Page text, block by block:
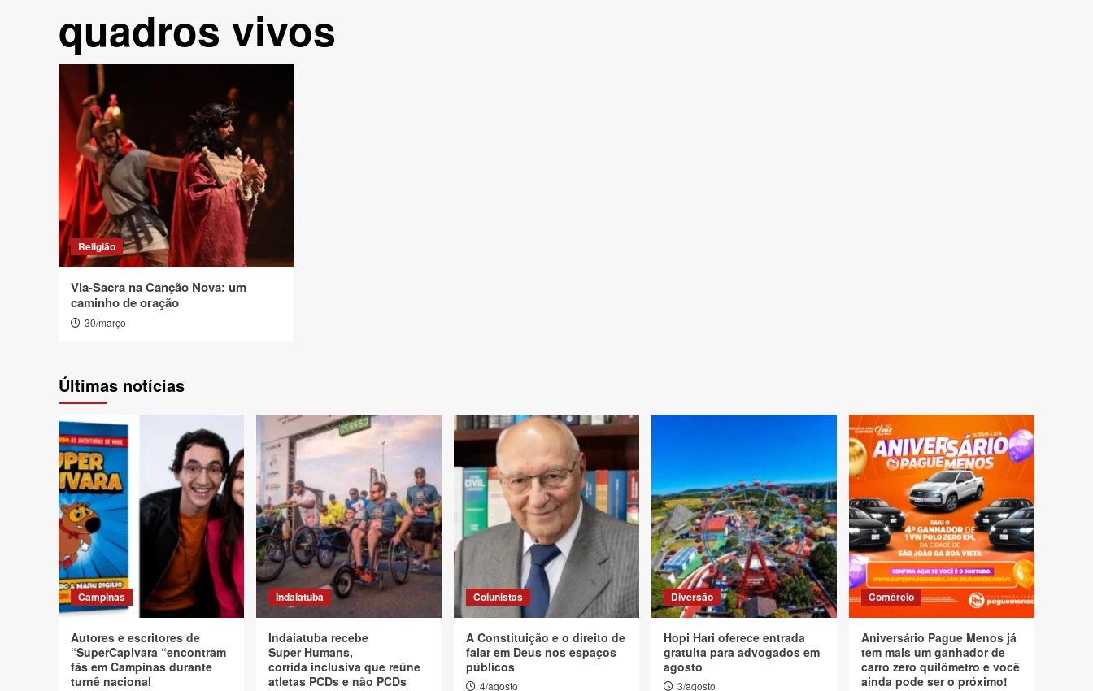
quadros vivos
Religião
Via-Sacra na Canção Nova: um
caminho de oração
30/março
Últimas notícias
Campinas
Autores e escritores de
“SuperCapivara “encontram
fãs em Campinas durante
turnê nacional
Indaiatuba
Indaiatuba recebe
Super Humans,
corrida inclusiva que reúne
atletas PCDs e não PCDs
Colunistas
A Constituição e o direito de
falar em Deus nos espaços
públicos
4/agosto
Diversão
Hopi Hari oferece entrada
gratuita para advogados em
agosto
3/agosto
Comércio
Aniversário Pague Menos já
tem mais um ganhador de
carro zero quilômetro e você
ainda pode ser o próximo!